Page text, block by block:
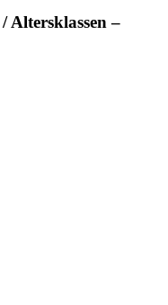
Altersklassen –